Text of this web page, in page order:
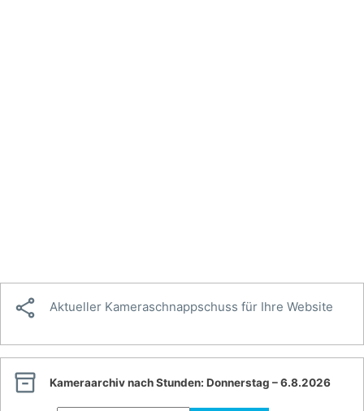
 Aktueller Kameraschnappschuss für Ihre Website
 Kameraarchiv nach Stunden: Donnerstag – 6.8.2026